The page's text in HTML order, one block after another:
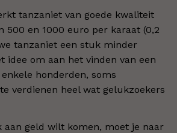
tanzaniet van goede kwaliteit
500 en 1000 euro per karaat (0,2
tanzaniet een stuk minder
idee om aan het vinden van een
honderden, soms
verdienen heel wat gelukzoekers
aan geld wilt komen, moet je naar